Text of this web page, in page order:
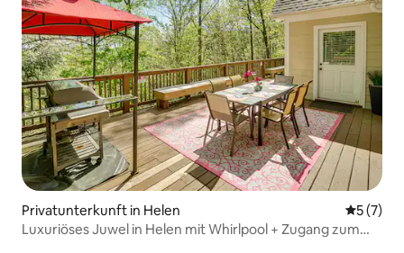
Privatunterkunft in Helen
5 (7)
Luxuriöses Juwel in Helen mit Whirlpool + Zugang zum